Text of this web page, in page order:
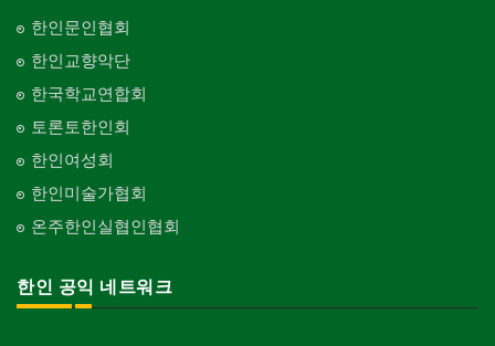
한인문인협회
한인교향악단
한국학교연합회
토론토한인회
한인여성회
한인미술가협회
온주한인실협인협회
한인 공익 네트워크